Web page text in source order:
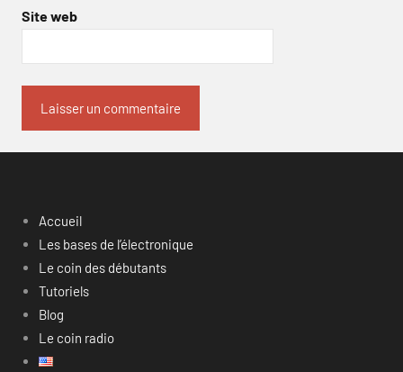
Site web
Accueil
Les bases de l’électronique
Le coin des débutants
Tutoriels
Blog
Le coin radio